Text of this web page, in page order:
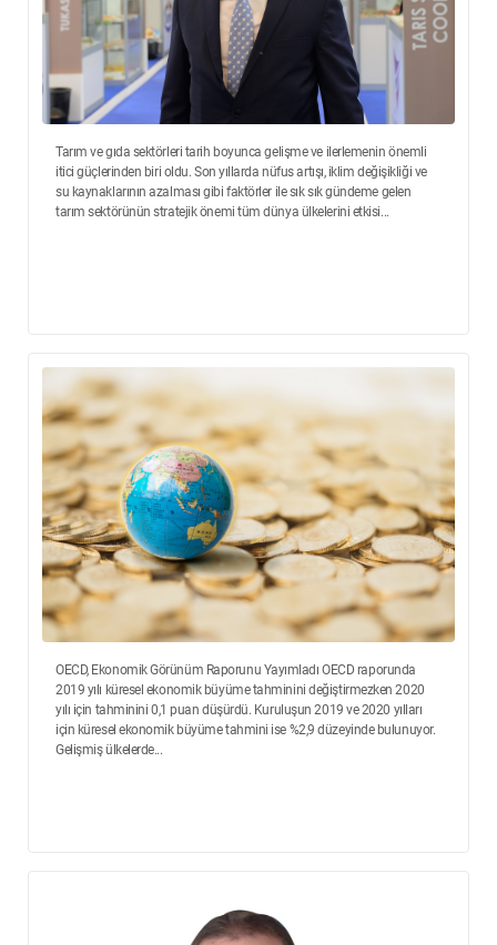
Tarım ve gıda sektörleri tarih boyunca gelişme ve ilerlemenin önemli
itici güçlerinden biri oldu. Son yıllarda nüfus artışı, iklim değişikliği ve
su kaynaklarının azalması gibi faktörler ile sık sık gündeme gelen
tarım sektörünün stratejik önemi tüm dünya ülkelerini etkisi...
OECD, Ekonomik Görünüm Raporunu Yayımladı OECD raporunda
2019 yılı küresel ekonomik büyüme tahminini değiştirmezken 2020
yılı için tahminini 0,1 puan düşürdü. Kuruluşun 2019 ve 2020 yılları
için küresel ekonomik büyüme tahmini ise %2,9 düzeyinde bulunuyor.
Gelişmiş ülkelerde...